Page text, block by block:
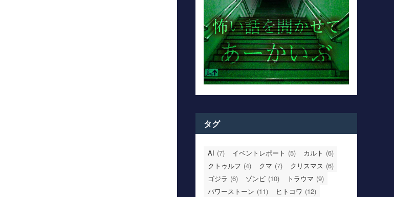
タグ
AI (7) イベントレポート (5) カルト (6)
クトゥルフ (4) クマ (7) クリスマス (6)
ゴジラ (6) ゾンビ (10) トラウマ (9)
パワーストーン (11) ヒトコワ (12)